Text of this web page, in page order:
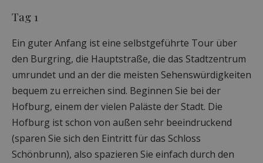
Tag 1
Ein guter Anfang ist eine selbstgeführte Tour über
den Burgring, die Hauptstraße, die das Stadtzentrum
umrundet und an der die meisten Sehenswürdigkeiten
bequem zu erreichen sind. Beginnen Sie bei der
Hofburg, einem der vielen Paläste der Stadt. Die
Hofburg ist schon von außen sehr beeindruckend
(sparen Sie sich den Eintritt für das Schloss
Schönbrunn), also spazieren Sie einfach durch den